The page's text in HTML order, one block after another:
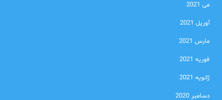
می 2021
آوریل 2021
مارس 2021
فوریه 2021
ژانویه 2021
دسامبر 2020